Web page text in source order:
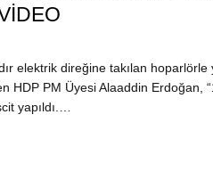
elektrik direğine takılan hoparlörle
HDP PM Üyesi Alaaddin Erdoğan,
yapıldı.…